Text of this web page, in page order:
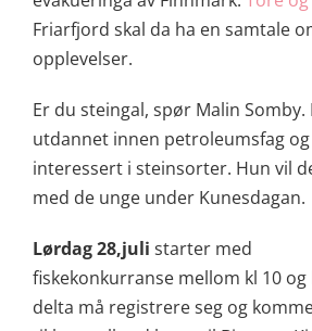
Friarfjord skal da ha en samtale
opplevelser.
Er du steingal, spør Malin Somby.
utdannet innen petroleumsfag
interessert i steinsorter. Hun vil
med de unge under Kunesdagan.
Lørdag 28,juli starter med
fiskekonkurranse mellom kl 10 og
delta må registrere seg og